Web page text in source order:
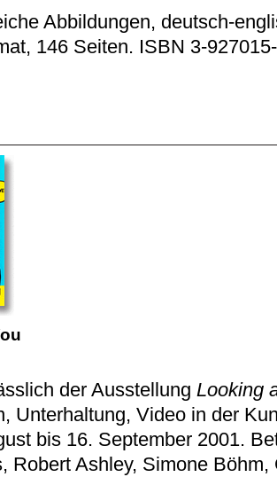
Abbildungen, deutsch-
146 Seiten. ISBN 3-
der Ausstellung Looking
Unterhaltung, Video in der
bis 16. September 2001.
Robert Ashley, Simone